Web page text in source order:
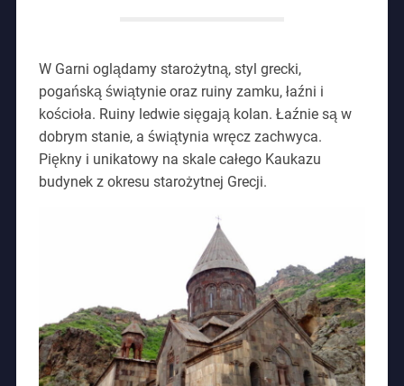
W Garni oglądamy starożytną, styl grecki,
pogańską świątynie oraz ruiny zamku, łaźni i
kościoła. Ruiny ledwie sięgają kolan. Łaźnie są w
dobrym stanie, a świątynia wręcz zachwyca.
Piękny i unikatowy na skale całego Kaukazu
budynek z okresu starożytnej Grecji.